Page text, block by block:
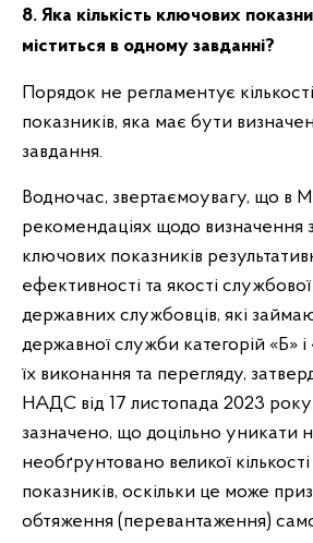
8. Яка кількість ключових
міститься в одному завданні?
Порядок не регламентує
показників, яка має бути
завдання.
Водночас, звертаємоувагу, що в
рекомендаціях щодо визначення
ключових показників
ефективності та якості службової
державних службовців, які
державної служби категорій «Б»
їх виконання та перегляду,
НАДС від 17 листопада 2023
зазначено, що доцільно уникати
необґрунтовано великої
показників, оскільки це може
обтяження (перевантаження)